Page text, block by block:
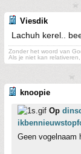
Viesdik
Lachuh kerel..
Zonder het woord van
Als je niet kan
knoopie
Op
Geen vogelnaam